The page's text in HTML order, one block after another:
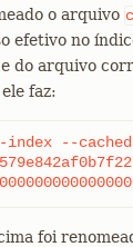
o arquivo
efetivo no
do arquivo
ele faz:
--cached
foi